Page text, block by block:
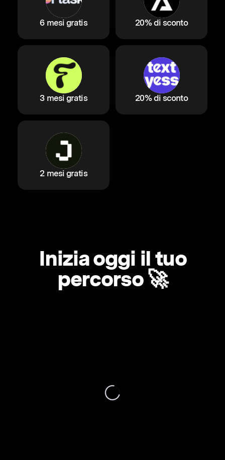
6 mesi gratis 20% di sconto
3 mesi gratis 20% di sconto
2 mesi gratis
Inizia oggi il tuo
percorso 🚀